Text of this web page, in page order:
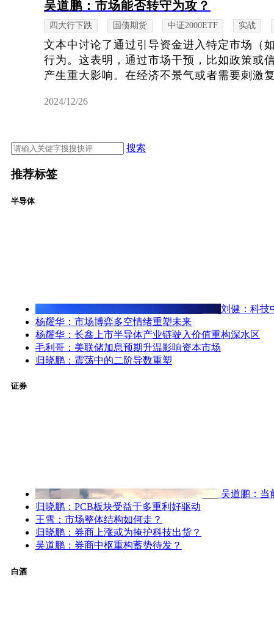
吴道鹏：市场能否转守为攻？
四大行下跌 国债期货 中证2000ETF 实战
文本中讨论了通过引导资金进入特定市场（
行为。这表明，通过市场干预，比如政策或
产生重大影响。在经济不景气或者需要刺激
2024/12/26
搜索
推荐标签
半导体
刘健：科技
杨耀华：市场博弈多空情绪重塑未来
杨耀华：长鑫上市半导体产业链驶入价值重构深水区
毛利哥：美联储加息预期升温影响资本市场
归晓鹏：震荡中的二阶导数重塑
证券
吴道鹏：当
归晓鹏：PCB板块受益于多重利好驱动
王雪：市场整体结构如何走？
归晓鹏：券商上涨或为掩护科技出货？
吴道鹏：券商中枢重构蓄势待发？
白酒